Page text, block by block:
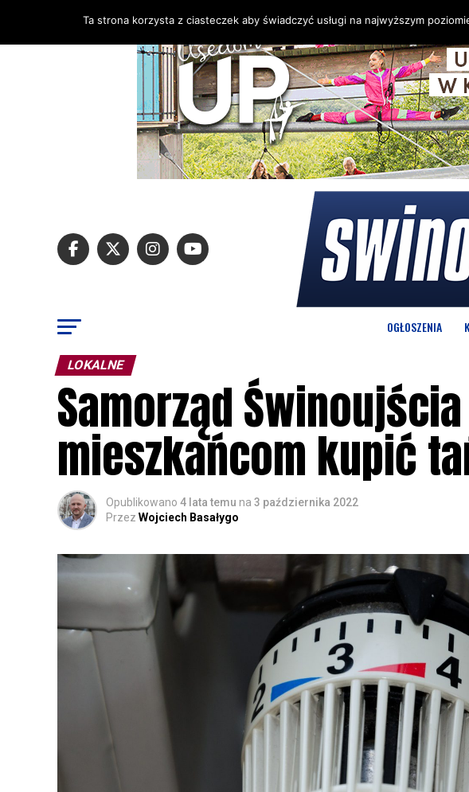
OGŁOSZENIA
LOKALNE
Samorząd
mieszkańcom kupić
Opublikowano 4 lata temu na 3 października 2022
Przez Wojciech Basałygo
Ta strona korzysta z ciasteczek aby świadczyć usługi na najwyższym